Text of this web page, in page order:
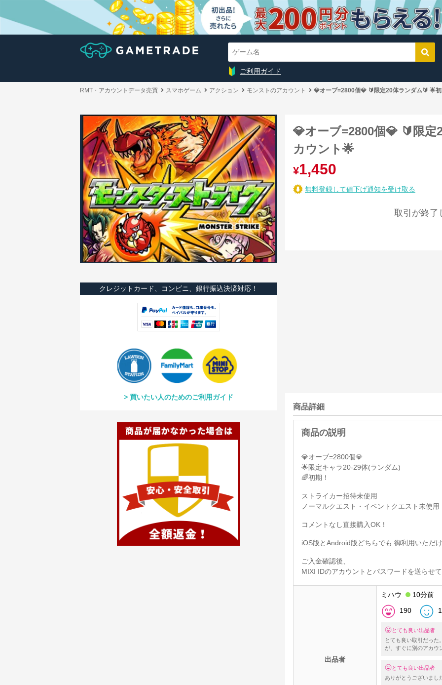
ご利用ガイド
RMT・アカウントデータ売買 スマホゲーム アクション モンストのアカウント 💎オーブ=2800個💎 🔰限定20体ランダム🔰 🌟
クレジットカード、コンビニ、銀行振込決済対応！
買いたい人のためのご利用ガイド
💎オーブ=2800個💎 🔰限
カウント🌟
¥1,450
無料登録して値下げ通知を受け取る
取引が終了
商品詳細
💎オーブ=2800個💎
🌟限定キャラ20-29体(ランダム)
🌈初期！
ストライカー招待未使用
ノーマルクエスト・イベントクエスト未使用
コメントなし直接購入OK！
iOS版とAndroid版どちらでも 御利用いただけ
ご入金確認後、
MIXI IDのアカウントとパスワードを送らせて
出品者
ミハウ 10分前
190 1
とても良い出品者
とても良い取引だった
が、すぐに別のアカウ
とても良い出品者
ありがとうございまし